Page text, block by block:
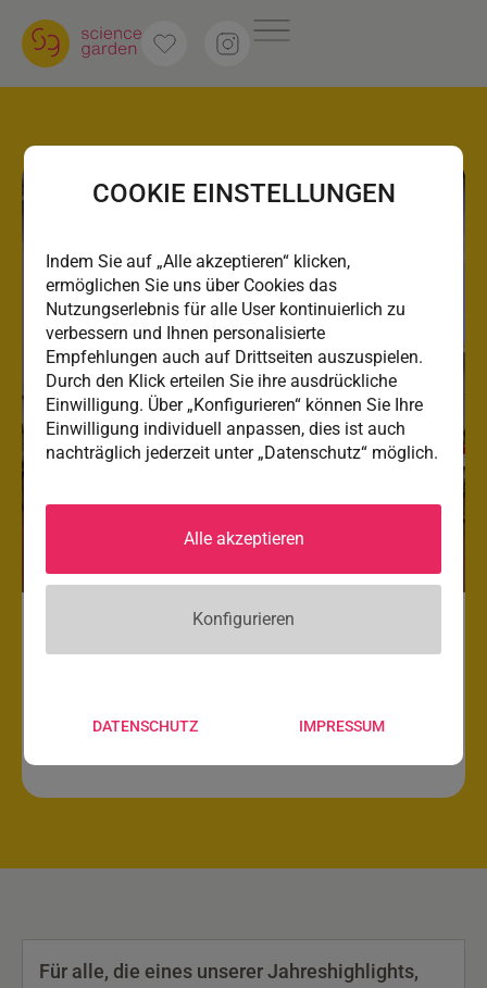
Für alle, die eines unserer Jahreshighlights,
COOKIE EINSTELLUNGEN
Indem Sie auf „Alle akzeptieren“ klicken,
ermöglichen Sie uns über Cookies das
Nutzungserlebnis für alle User kontinuierlich zu
verbessern und Ihnen personalisierte
Empfehlungen auch auf Drittseiten auszuspielen.
Durch den Klick erteilen Sie ihre ausdrückliche
Einwilligung. Über „Konfigurieren“ können Sie Ihre
Einwilligung individuell anpassen, dies ist auch
nachträglich jederzeit unter „Datenschutz“ möglich.
Alle akzeptieren
Konfigurieren
DATENSCHUTZ IMPRESSUM